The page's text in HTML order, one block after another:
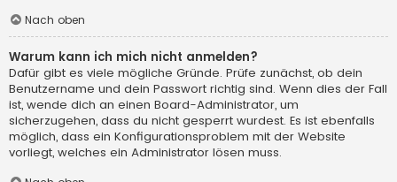
Nach oben
Warum kann ich mich nicht anmelden?
Dafür gibt es viele mögliche Gründe. Prüfe zunächst, ob dein
Benutzername und dein Passwort richtig sind. Wenn dies der Fall
ist, wende dich an einen Board-Administrator, um
sicherzugehen, dass du nicht gesperrt wurdest. Es ist ebenfalls
möglich, dass ein Konfigurationsproblem mit der Website
vorliegt, welches ein Administrator lösen muss.